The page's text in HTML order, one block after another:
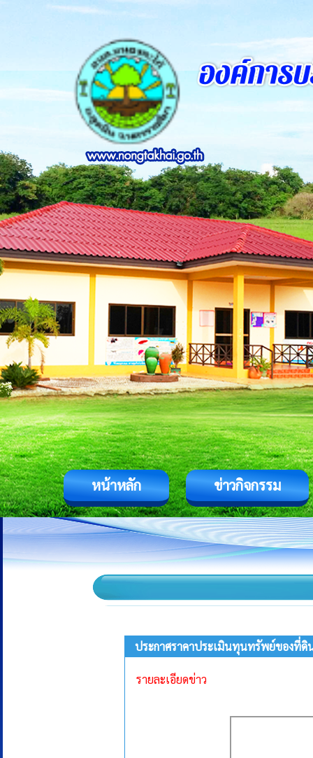
หน้าหลัก ข่าวกิจกรรม
ประกาศราคาประเมินทุนทรัพย์ของที่ดิ
รายละเอียดข่าว